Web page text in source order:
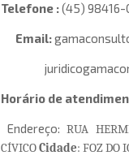
Telefone :(45) 98416-
Email:
Horário de
Endereço: RUA
CÍVICOCidade: FOZ DO